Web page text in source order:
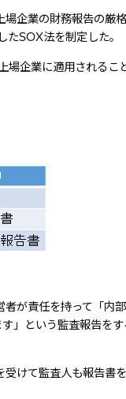
企業の財務報告の厳
SOX法を制定した。
企業に適用されるこ
が責任を持って「内
」という監査報告を
受けて監査人も報告書